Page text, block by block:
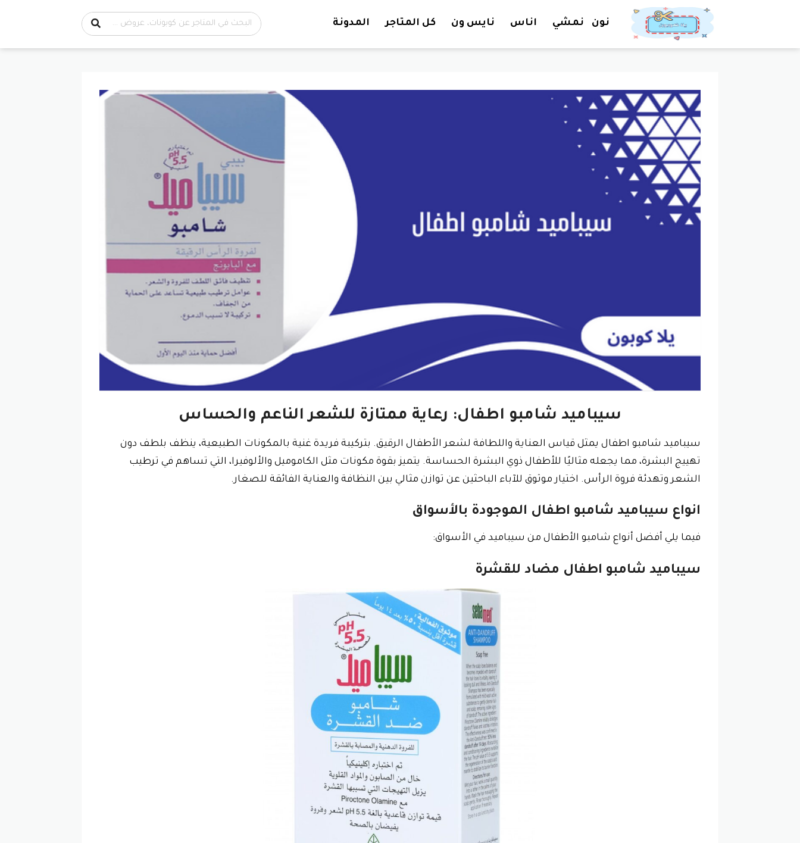
نون نمشي اناس نايس ون كل المتاجر المدونة
سيباميد شامبو اطفال: رعاية ممتازة للشعر الناعم والحساس
سيباميد شامبو اطفال يمثل قياس العناية واللطافة لشعر الأطفال الرقيق. بتركيبة فريدة غنية بالمكونات الطبيعية، ينظف بلطف دون
تهييج البشرة، مما يجعله مثاليًا للأطفال ذوي البشرة الحساسة. يتميز بقوة مكونات مثل الكاموميل والألوفيرا، التي تساهم في ترطيب
الشعر وتهدئة فروة الرأس. اختيار موثوق للآباء الباحثين عن توازن مثالي بين النظافة والعناية الفائقة للصغار.
انواع سيباميد شامبو اطفال الموجودة بالأسواق
فيما يلي أفضل أنواع شامبو الأطفال من سيباميد في الأسواق:
سيباميد شامبو اطفال مضاد للقشرة